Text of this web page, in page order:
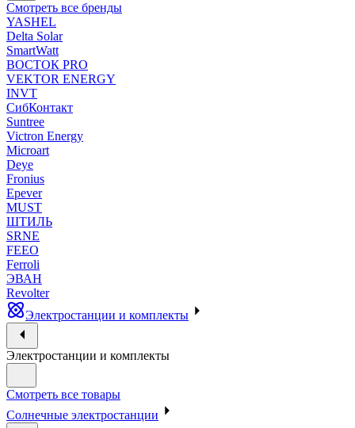
Смотреть все бренды
YASHEL
Delta Solar
SmartWatt
ВОСТОК PRO
VEKTOR ENERGY
INVT
СибКонтакт
Suntree
Victron Energy
Microart
Deye
Fronius
Epever
MUST
ШТИЛЬ
SRNE
FEEO
Ferroli
ЭВАН
Revolter
Электростанции и комплекты
Электростанции и комплекты
Смотреть все товары
Солнечные электростанции